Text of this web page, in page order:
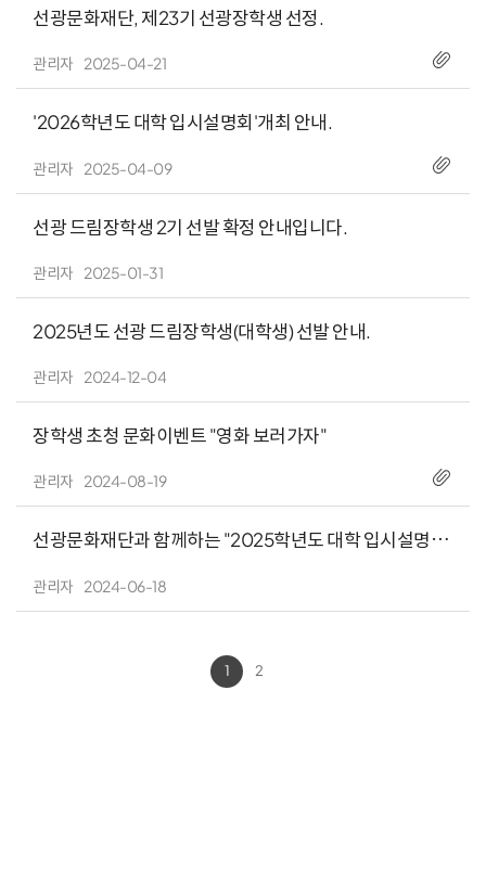
선광문화재단, 제23기 선광장학생 선정.
관리자 2025-04-21
'2026학년도 대학 입시설명회'개최 안내.
관리자 2025-04-09
선광 드림장학생 2기 선발 확정 안내입니다.
관리자 2025-01-31
2025년도 선광 드림장학생(대학생) 선발 안내.
관리자 2024-12-04
장학생 초청 문화이벤트 "영화 보러가자"
관리자 2024-08-19
선광문화재단과 함께하는 "2025학년도 대학 입시설명
관리자 2024-06-18
1 2